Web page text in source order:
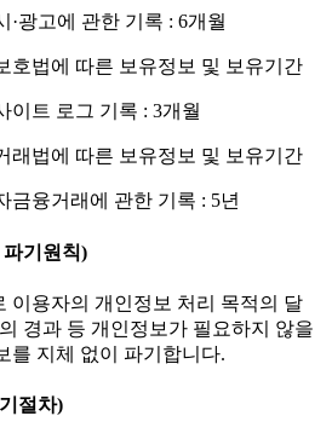
·광고에 관한 기록 : 6개월
호법에 따른 보유정보 및 보유기간
이트 로그 기록 : 3개월
래법에 따른 보유정보 및 보유기간
금융거래에 관한 기록 : 5년
기원칙)
이용자의 개인정보 처리 목적의 달
경과 등 개인정보가 필요하지 않을
를 지체 없이 파기합니다.
절차)